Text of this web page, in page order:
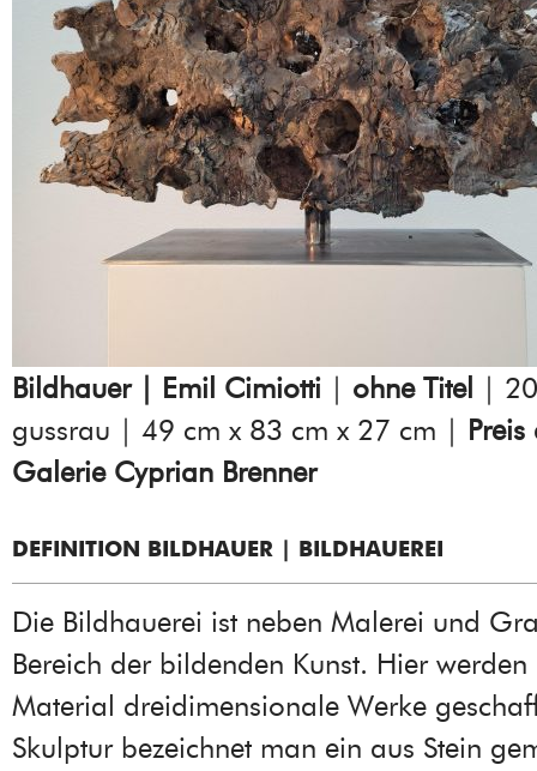
Bildhauer | Emil Cimiotti | ohne Titel |
gussrau | 49 cm x 83 cm x 27 cm |
Galerie Cyprian Brenner
DEFINITION BILDHAUER | BILDHAUEREI
Die Bildhauerei ist neben Malerei und
Bereich der bildenden Kunst. Hier werden
Material dreidimensionale Werke
Skulptur bezeichnet man ein aus Stein